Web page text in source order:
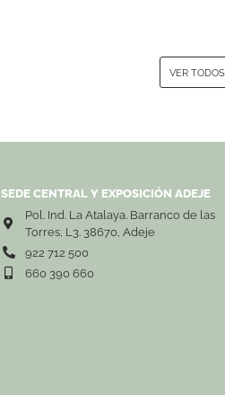
VER
SEDE CENTRAL Y EXPOSICIÓN ADEJE
Pol. Ind. La Atalaya. Barranco de las
Torres, L3. 38670, Adeje
922 712 500
660 390 660